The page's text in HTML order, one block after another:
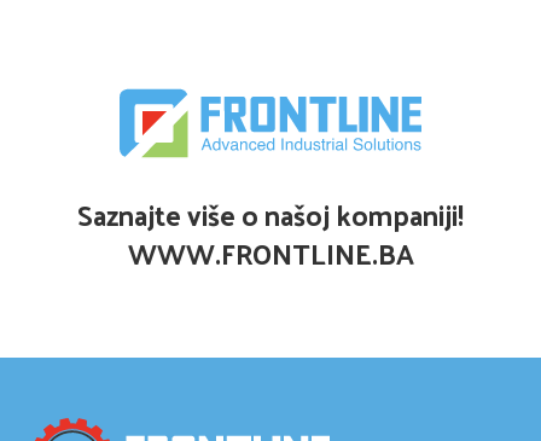
Saznajte više o našoj kompaniji!
WWW.FRONTLINE.BA